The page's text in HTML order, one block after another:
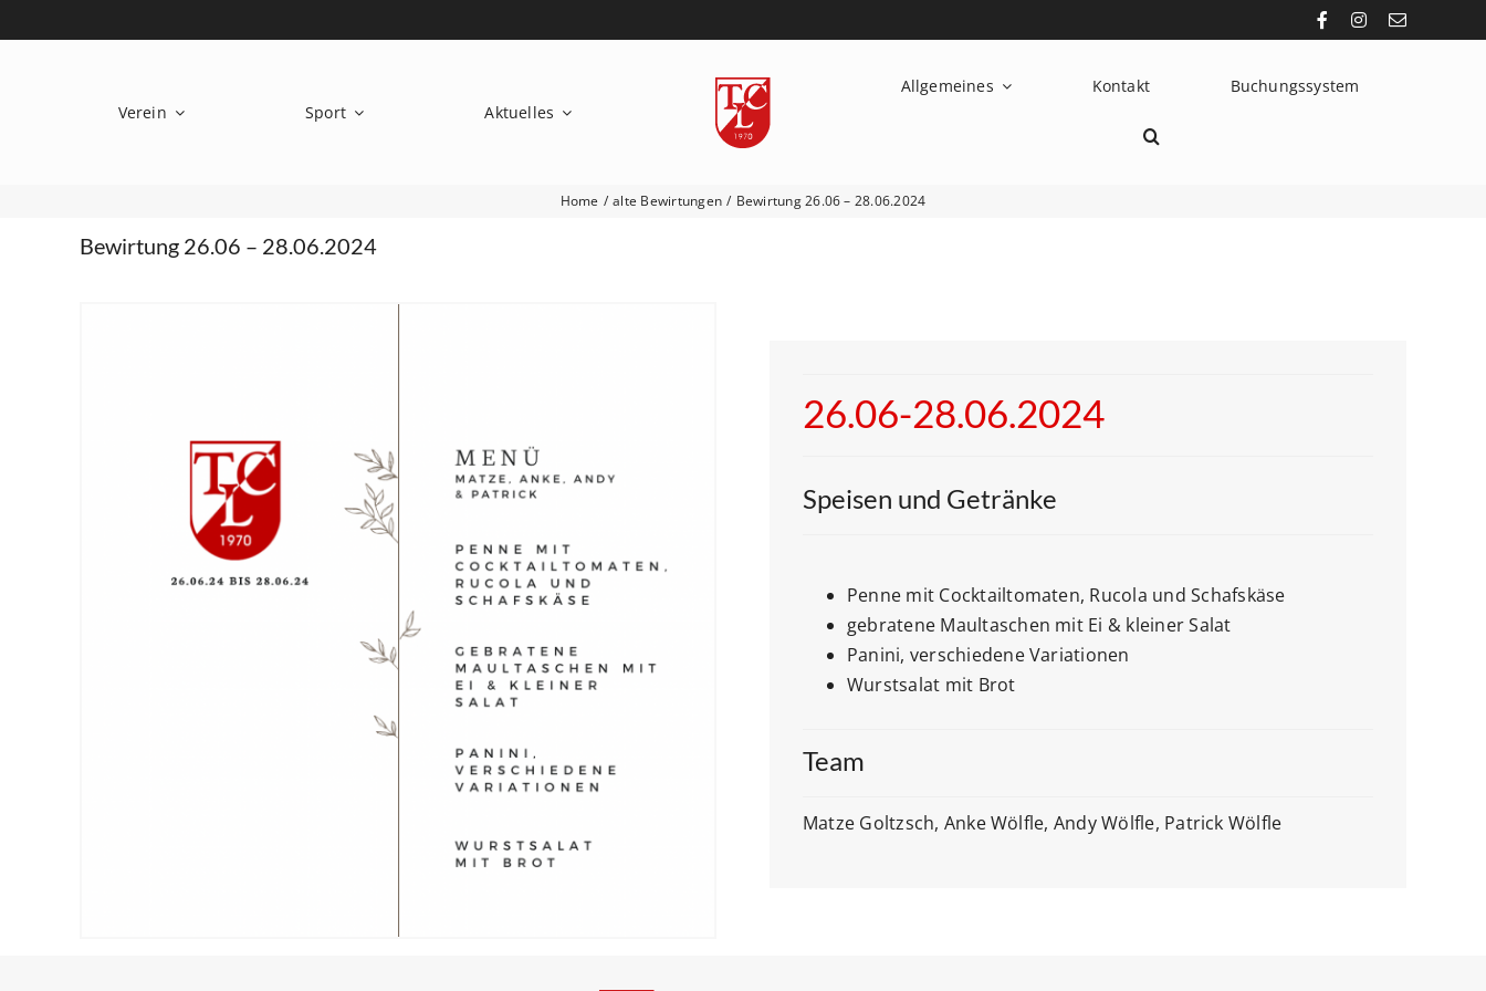
Inhalt
Verein Sport Aktuelles
Allgemeines Kontakt Buchungssystem
Home alte Bewirtungen Bewirtung 26.06 – 28.06.2024
Bewirtung 26.06 – 28.06.2024
26.06-28.06.2024
Speisen und Getränke
Penne mit Cocktailtomaten, Rucola und Schafskäse
gebratene Maultaschen mit Ei & kleiner Salat
Panini, verschiedene Variationen
Wurstsalat mit Brot
Team
Matze Goltzsch, Anke Wölfle, Andy Wölfle, Patrick Wölfle